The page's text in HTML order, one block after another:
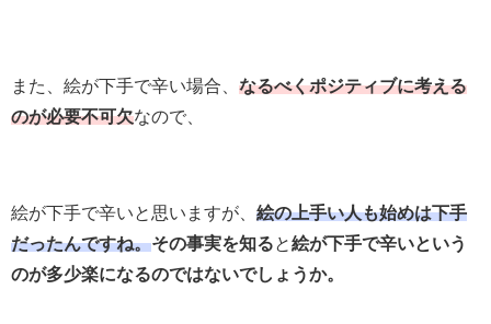
また、絵が下手で辛い場合、 なるべくポジティブに考える
のが必要不可欠なので、
絵が下手で辛いと思いますが、 絵の上手い人も始めは下手
だったんですね。その事実を知ると絵が下手で辛いという
のが多少楽になるのではないでしょうか。